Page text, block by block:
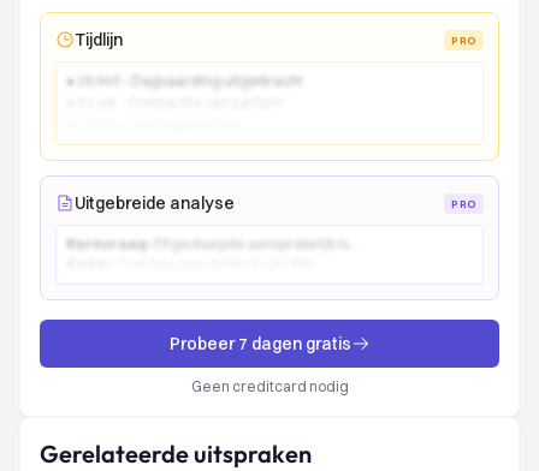
Tijdlijn PRO
● 15 mrt - Dagvaarding uitgebracht
Uitgebreide analyse PRO
Kernvraag:
Probeer 7 dagen gratis
Geen creditcard nodig
Gerelateerde uitspraken